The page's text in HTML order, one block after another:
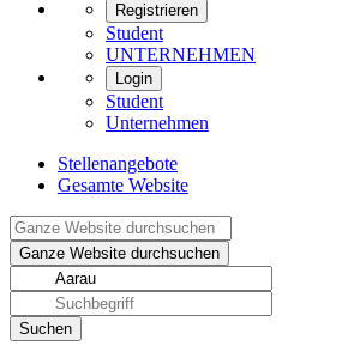
Registrieren
Student
UNTERNEHMEN
Login
Student
Unternehmen
Stellenangebote
Gesamte Website